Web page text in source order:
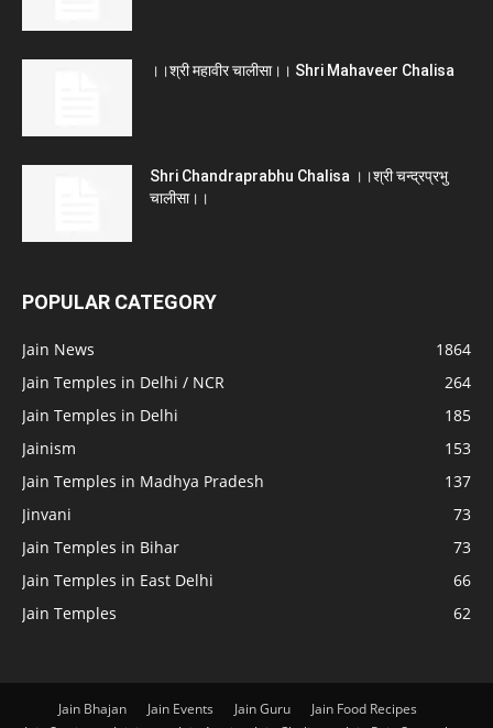
।।श्री महावीर चालीसा।। Shri Mahaveer Chalisa
Shri Chandraprabhu Chalisa ।।श्री चन्द्रप्रभु
चालीसा।।
POPULAR CATEGORY
Jain News
1864
Jain Temples in Delhi / NCR
264
Jain Temples in Delhi
185
Jainism
153
Jain Temples in Madhya Pradesh
137
Jinvani
73
Jain Temples in Bihar
73
Jain Temples in East Delhi
66
Jain Temples
62
Jain Bhajan Jain Events Jain Guru
Jain Food Recipes